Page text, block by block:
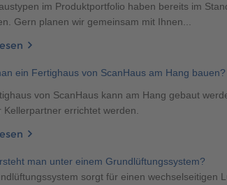
im Produktportfolio haben bereits im
Gern planen wir gemeinsam mit Ihnen...
ein Fertighaus von ScanHaus am Hang bauen?
von ScanHaus kann am Hang gebaut
Kellerpartner errichtet werden.
man unter einem Grundlüftungssystem?
sorgt für einen wechselseitigen